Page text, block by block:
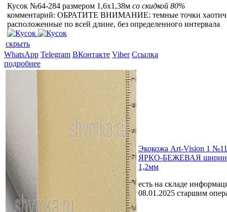
Кусок №64-284 размером 1,6x1,38м со скидкой 80%
комментарий: ОБРАТИТЕ ВНИМАНИЕ: темные точки
расположенные по всей длине, без определенного интервала
скрыть
WhatsApp Telegram ВКонтакте Viber Ссылка
подробнее
Экокожа Art-Vision 1
ЯРКО-БЕЖЕВАЯ
1,2мм
есть на складе
08.01.2025 старшим